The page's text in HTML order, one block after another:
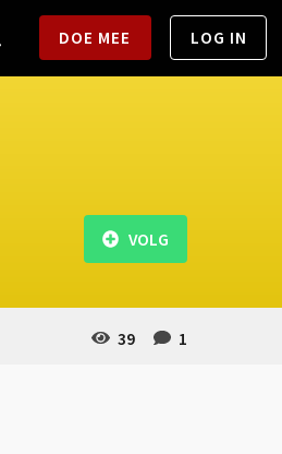
DOE MEE LOG IN
39 1
VOLG